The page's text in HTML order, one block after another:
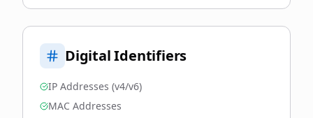
Digital Identifiers
IP Addresses (v4/v6)
MAC Addresses